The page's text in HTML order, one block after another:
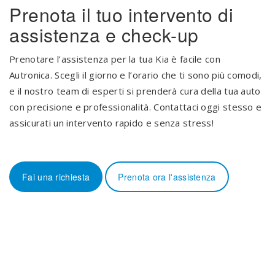
Prenota il tuo intervento di
assistenza e check-up
Prenotare l’assistenza per la tua Kia è facile con
Autronica. Scegli il giorno e l’orario che ti sono più comodi,
e il nostro team di esperti si prenderà cura della tua auto
con precisione e professionalità. Contattaci oggi stesso e
assicurati un intervento rapido e senza stress!
Fai una richiesta Prenota ora l'assistenza